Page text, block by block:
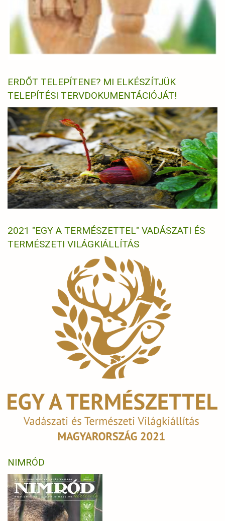
ERDŐT TELEPÍTENE? MI ELKÉSZÍTJÜK
TELEPÍTÉSI TERVDOKUMENTÁCIÓJÁT!
2021 "EGY A TERMÉSZETTEL" VADÁSZATI ÉS
TERMÉSZETI VILÁGKIÁLLÍTÁS
NIMRÓD